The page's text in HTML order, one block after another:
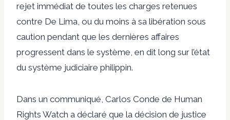
rejet immédiat de toutes les charges retenues
contre De Lima, ou du moins à sa libération sous
caution pendant que les dernières affaires
progressent dans le système, en dit long sur l’état
du système judiciaire philippin.
Dans un communiqué, Carlos Conde de Human
Rights Watch a déclaré que la décision de justice